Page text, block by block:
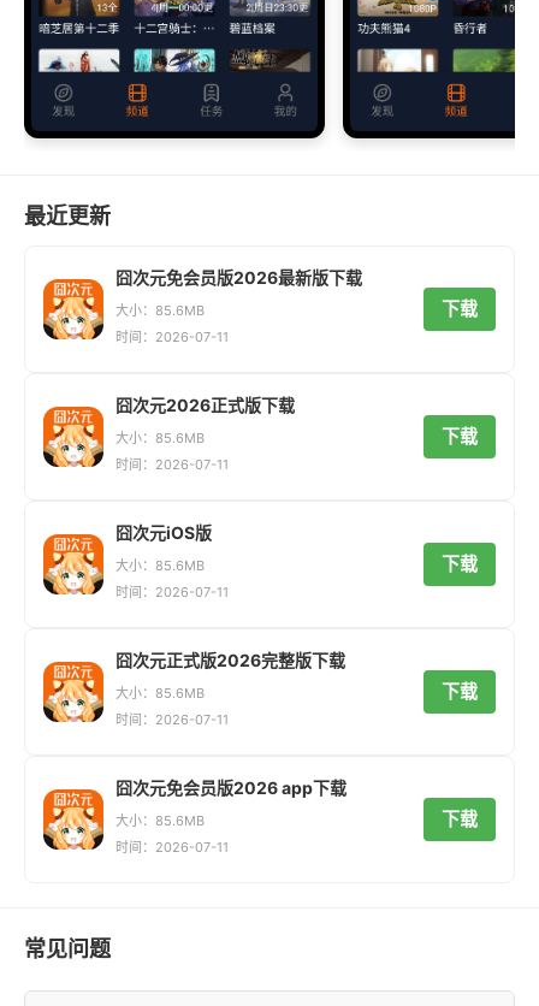
最近更新
囧次元免会员版2026最新版下载
大小：85.6MB
时间：2026-07-11
下载
囧次元2026正式版下载
大小：85.6MB
时间：2026-07-11
下载
囧次元iOS版
大小：85.6MB
时间：2026-07-11
下载
囧次元正式版2026完整版下载
大小：85.6MB
时间：2026-07-11
下载
囧次元免会员版2026 app下载
大小：85.6MB
时间：2026-07-11
下载
常见问题